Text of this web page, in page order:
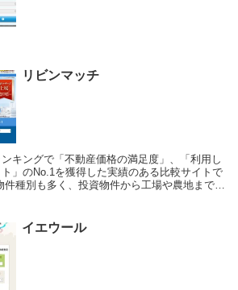
リビンマッチ
キングで「不動産価格の満足度」、「利用し
」のNo.1を獲得した実績のある比較サイトで
種別も多く、投資物件から工場や農地まで、
イエウール